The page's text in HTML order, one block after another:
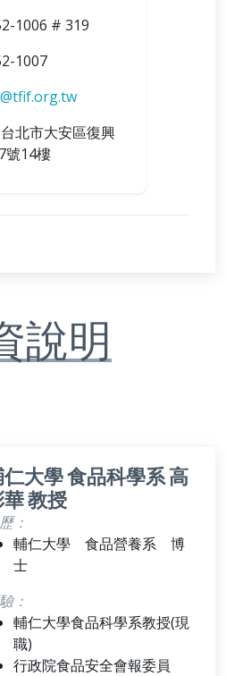
1006 # 319
1007
北市大安區復興
號14樓
說明
大學 食品科學系 高
教授
：
輔仁大學 食品營養系 博
士
：
輔仁大學食品科學系教授(現
職)
行政院食品安全會報委員